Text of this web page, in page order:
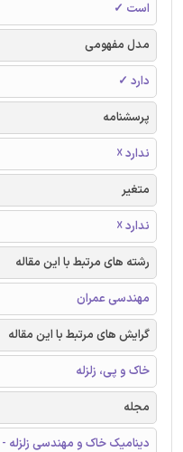
است ✓
مدل مفهومی
دارد ✓
پرسشنامه
ندارد ☓
متغیر
ندارد ☓
رشته های مرتبط با این مقاله
مهندسی عمران
گرایش های مرتبط با این مقاله
خاک و پی، زلزله
مجله